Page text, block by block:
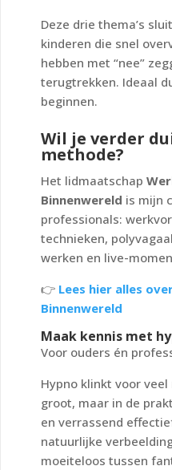
Deze drie thema’s
kinderen die snel
hebben met “nee”
terugtrekken. Ideaal
beginnen.
Wil je verder
methode?
Het lidmaatschap
Binnenwereld is mijn
professionals:
technieken,
werken en live-
👉 Lees hier alles
Binnenwereld
Maak kennis met
Voor ouders én
Hypno klinkt voor
groot, maar in de
en verrassend
natuurlijke
moeiteloos tussen